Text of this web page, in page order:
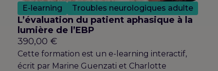
E-learning Troubles neurologiques adulte
L’évaluation du patient aphasique à la
lumière de l’EBP
390,00 €
Cette formation est un e-learning interactif,
écrit par Marine Guenzati et Charlotte